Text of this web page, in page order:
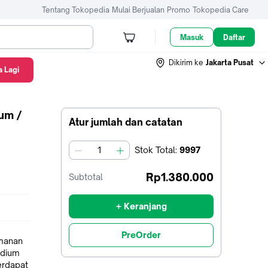
Tentang Tokopedia Mulai Berjualan Promo Tokopedia Care
Masuk Daftar
Dikirim ke Jakarta Pusat
Atur jumlah dan catatan
jumlah Stok Total: 9997
Subtotal Rp1.380.000
+ Keranjang
PreOrder
/
Lagi